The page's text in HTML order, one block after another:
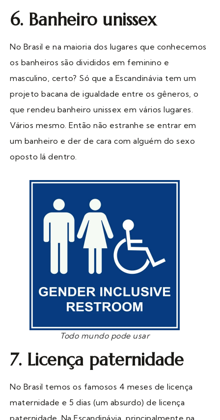
6. Banheiro unissex
No Brasil e na maioria dos lugares que conhecemos
os banheiros são divididos em feminino e
masculino, certo? Só que a Escandinávia tem um
projeto bacana de igualdade entre os gêneros, o
que rendeu banheiro unissex em vários lugares.
Vários mesmo. Então não estranhe se entrar em
um banheiro e der de cara com alguém do sexo
oposto lá dentro.
Todo mundo pode usar
7. Licença paternidade
No Brasil temos os famosos 4 meses de licença
maternidade e 5 dias (um absurdo) de licença